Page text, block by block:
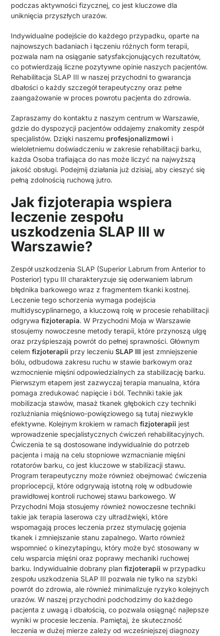
podczas aktywności fizycznej, co jest kluczowe dla
uniknięcia przyszłych urazów.
Indywidualne podejście do każdego przypadku, oparte na
najnowszych badaniach i łączeniu różnych form terapii,
pozwala nam na osiąganie satysfakcjonujących rezultatów,
co potwierdzają liczne pozytywne opinie naszych pacjentów.
Rehabilitacja SLAP III w naszej przychodni to gwarancja
dbałości o każdy szczegół terapeutyczny oraz pełne
zaangażowanie w proces powrotu pacjenta do zdrowia.
Zapraszamy do kontaktu z naszym centrum w Warszawie,
gdzie do dyspozycji pacjentów oddajemy znakomity zespół
specjalistów. Dzięki naszemu profesjonalizmowi i
wieloletniemu doświadczeniu w zakresie rehabilitacji barku,
każda Osoba trafiająca do nas może liczyć na najwyższą
jakość obsługi. Podejmij działania już dzisiaj, aby cieszyć się
pełną zdolnością ruchową jutro.
Jak fizjoterapia wspiera
leczenie zespołu
uszkodzenia SLAP III w
Warszawie?
Zespół uszkodzenia SLAP (Superior Labrum from Anterior to
Posterior) typu III charakteryzuje się oderwaniem labrum
błędnika barkowego wraz z fragmentem tkanki kostnej.
Leczenie tego schorzenia wymaga podejścia
multidyscyplinarnego, a kluczową rolę w procesie rehabilitacji
odgrywafizjoterapia. W Przychodni Moja w Warszawie
stosujemy nowoczesne metody terapii, które przynoszą ulgę
oraz przyśpieszają powrót do pełnej sprawności. Głównym
celemfizjoterapii przy leczeniuSLAP III jest zmniejszenie
bólu, odbudowa zakresu ruchu w stawie barkowym oraz
wzmocnienie mięśni odpowiedzialnych za stabilizację barku.
Pierwszym etapem jest zazwyczaj terapia manualna, która
pomaga zredukować napięcie i ból. Techniki takie jak
mobilizacja stawów, masaż tkanek głębokich czy techniki
rozluźniania mięśniowo-powięziowego są tutaj niezwykle
efektywne. Kolejnym krokiem w ramachfizjoterapii jest
wprowadzenie specjalistycznych ćwiczeń rehabilitacyjnych.
Ćwiczenia te są dostosowane indywidualnie do potrzeb
pacjenta i mają na celu stopniowe wzmacnianie mięśni
rotatorów barku, co jest kluczowe w stabilizacji stawu.
Program terapeutyczny może również obejmować ćwiczenia
propriocepcji, które odgrywają istotną rolę w odbudowie
prawidłowej kontroli ruchowej stawu barkowego. W
Przychodni Moja stosujemy również nowoczesne techniki
takie jak terapia laserowa czy ultradźwięki, które
wspomagają proces leczenia przez stymulację gojenia
tkanek i zmniejszanie stanu zapalnego. Warto również
wspomnieć o kinezytapingu, który może być stosowany w
celu wsparcia mięśni oraz poprawy mechaniki ruchowej
barku. Indywidualnie dobrany planfizjoterapii w przypadku
zespołu uszkodzenia SLAP III pozwala nie tylko na szybki
powrót do zdrowia, ale również minimalizuje ryzyko kolejnych
urazów. W naszej przychodni podchodzimy do każdego
pacjenta z uwagą i dbałością, co pozwala osiągnąć najlepsze
wyniki w procesie leczenia. Pamiętaj, że skuteczność
leczenia w dużej mierze zależy od wcześniejszej diagnozy